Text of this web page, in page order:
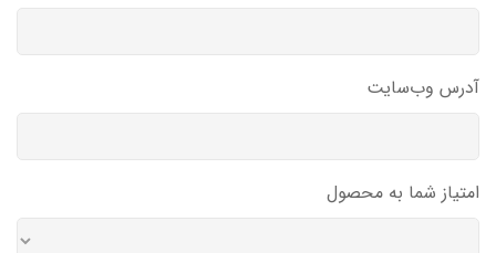
آدرس وب‌سایت
امتیاز شما به محصول